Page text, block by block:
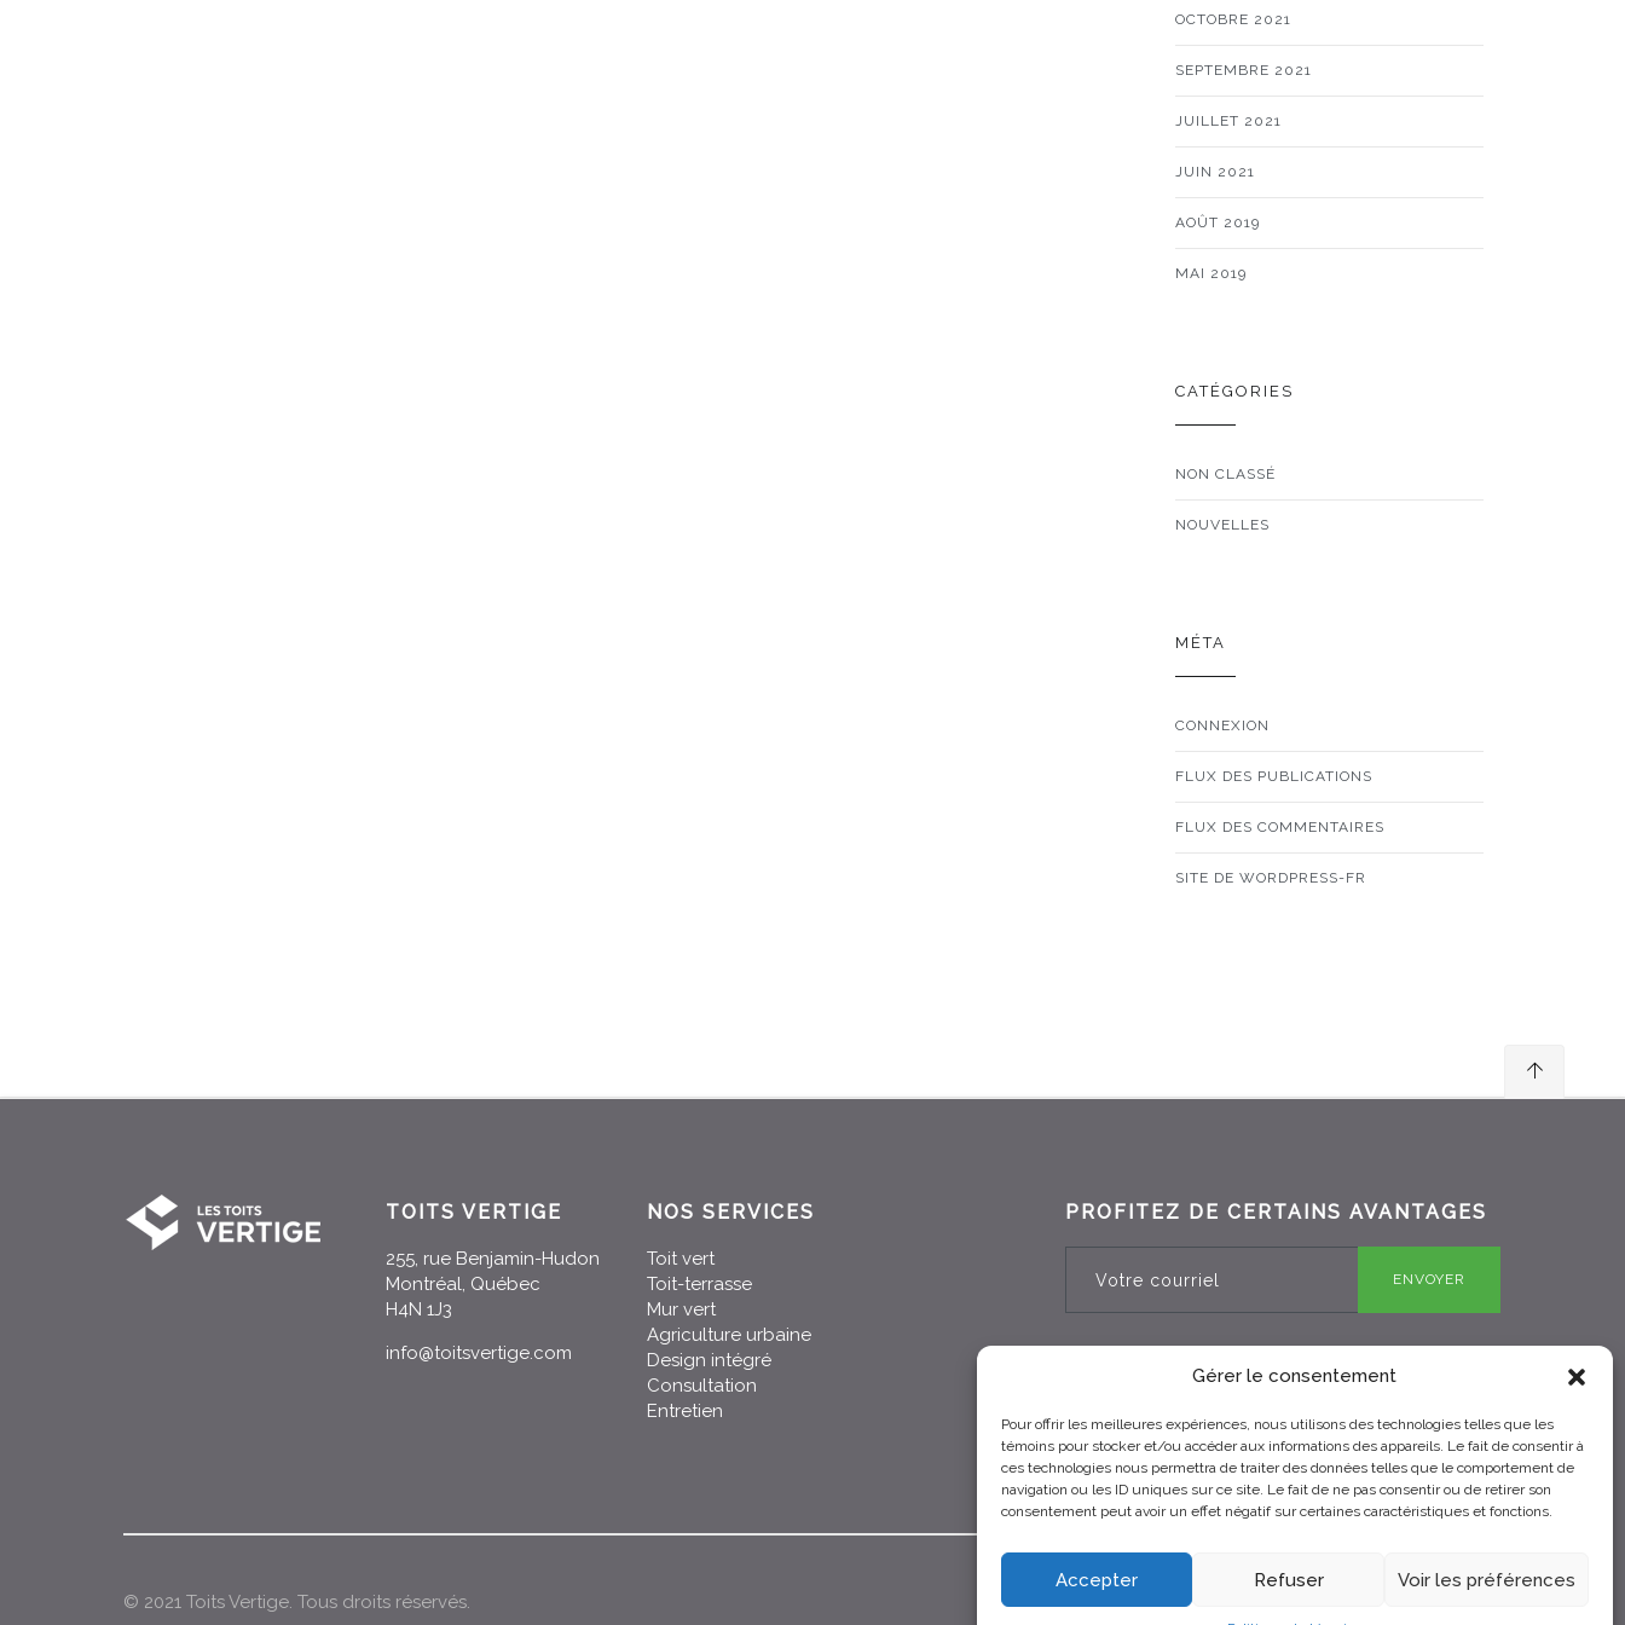
Gérer le consentement
Pour offrir les meilleures expériences, nous utilisons des technologies telles que les
témoins pour stocker et/ou accéder aux informations des appareils. Le fait de consentir à
ces technologies nous permettra de traiter des données telles que le comportement de
navigation ou les ID uniques sur ce site. Le fait de ne pas consentir ou de retirer son
consentement peut avoir un effet négatif sur certaines caractéristiques et fonctions.
Accepter Refuser Voir les préférences
OCTOBRE 2021
SEPTEMBRE 2021
JUILLET 2021
JUIN 2021
AOÛT 2019
MAI 2019
CATÉGORIES
NON CLASSÉ
NOUVELLES
MÉTA
CONNEXION
FLUX DES PUBLICATIONS
FLUX DES COMMENTAIRES
SITE DE WORDPRESS-FR
TOITS VERTIGE
255, rue Benjamin-Hudon
Montréal, Québec
H4N 1J3
info@toitsvertige.com
NOS SERVICES
Toit vert
Toit-terrasse
Mur vert
Agriculture urbaine
Design intégré
Consultation
Entretien
PROFITEZ DE CERTAINS AVANTAGES
ENVOYER
© 2021 Toits Vertige. Tous droits réservés.